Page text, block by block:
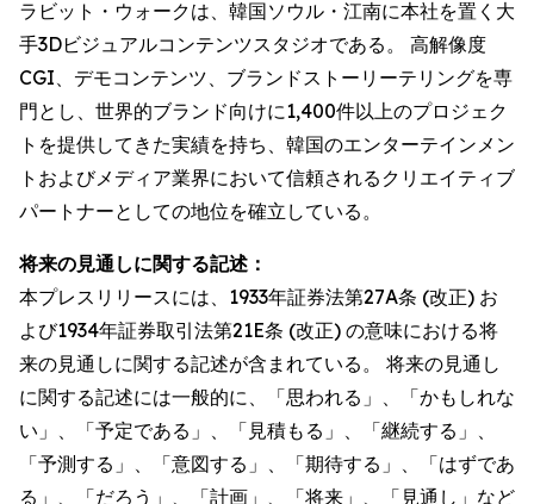
ラビット・ウォークは、韓国ソウル・江南に本社を置く大
手3Dビジュアルコンテンツスタジオである。 高解像度
CGI、デモコンテンツ、ブランドストーリーテリングを専
門とし、世界的ブランド向けに1,400件以上のプロジェク
トを提供してきた実績を持ち、韓国のエンターテインメン
トおよびメディア業界において信頼されるクリエイティブ
パートナーとしての地位を確立している。
将来の見通しに関する記述：
本プレスリリースには、1933年証券法第27A条 (改正) お
よび1934年証券取引法第21E条 (改正) の意味における将
来の見通しに関する記述が含まれている。 将来の見通し
に関する記述には一般的に、「思われる」、「かもしれな
い」、「予定である」、「見積もる」、「継続する」、
「予測する」、「意図する」、「期待する」、「はずであ
る」、「だろう」、「計画」、「将来」、「見通し」など